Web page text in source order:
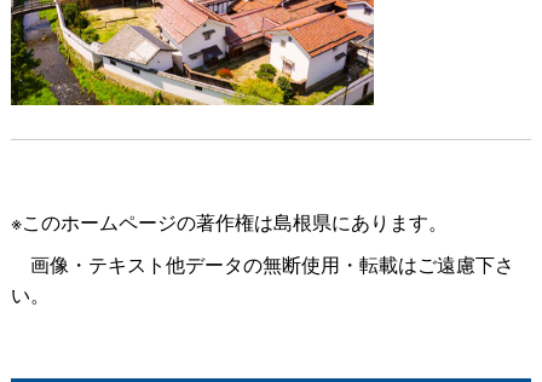
※このホームページの著作権は島根県にあります。
画像・テキスト他データの無断使用・転載はご遠慮下さ
い。